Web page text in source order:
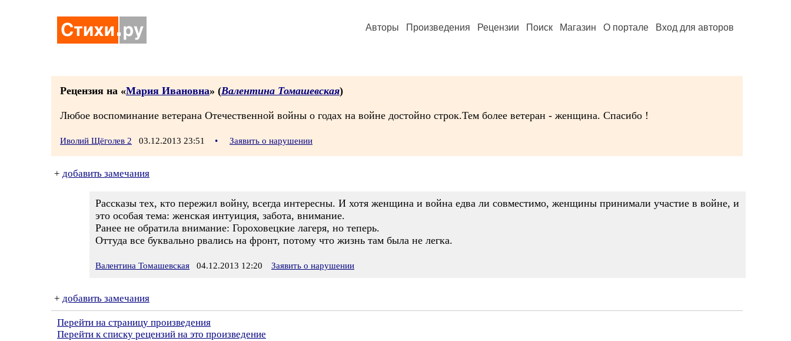
Авторы Произведения Рецензии Поиск Магазин О портале Вход для авторов
Рецензия на «Maрия Ивановна» (Валентина Томашевская)
Любое воспоминание ветерана Отечественной войны о годах на войне достойно строк.Тем более ветеран - женщина. Спасибо !
Иволий Щёголев 2 03.12.2013 23:51 • Заявить о нарушении
+ добавить замечания
Рассказы тех, кто пережил войну, всегда интересны. И хотя женщина и война едва ли совместимо, женщины принимали участие в войне, и
это особая тема: женская интуиция, забота, внимание.
Ранее не обратила внимание: Гороховецкие лагеря, но теперь.
Оттуда все буквально рвались на фронт, потому что жизнь там была не легка.
Валентина Томашевская 04.12.2013 12:20 Заявить о нарушении
+ добавить замечания
Перейти на страницу произведения
Перейти к списку рецензий на это произведение